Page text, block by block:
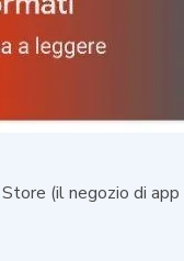
(il negozio di